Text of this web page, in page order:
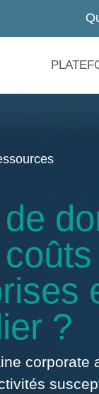
?
corporate